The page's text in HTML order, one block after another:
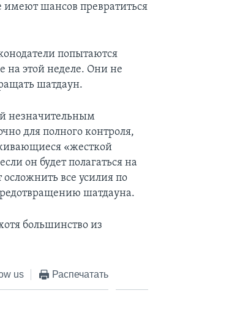
шансов превратиться
попытаются
на этой неделе. Они не
шатдаун.
незначительным
для полного контроля,
«жесткой
он будет полагаться на
все усилия по
шатдауна.
большинство из
us Распечатать